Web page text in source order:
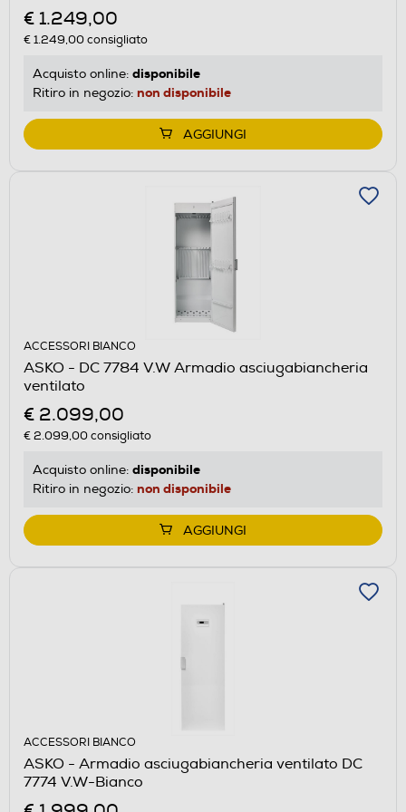
€ 1.249,00
€ 1.249,00consigliato
Acquisto online: disponibile
Ritiro in negozio: non disponibile
AGGIUNGI
ACCESSORI BIANCO
ASKO - DC 7784 V.W Armadio asciugabiancheria
ventilato
€ 2.099,00
€ 2.099,00consigliato
Acquisto online: disponibile
Ritiro in negozio: non disponibile
AGGIUNGI
ACCESSORI BIANCO
ASKO - Armadio asciugabiancheria ventilato DC
7774 V.W-Bianco